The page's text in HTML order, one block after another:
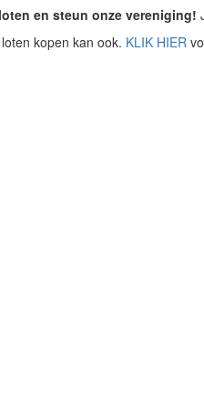
en steun onze vereniging!
kopen kan ook. KLIK HIER